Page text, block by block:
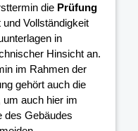
die Prüfung
und Vollständigkeit
in
Hinsicht an.
im Rahmen der
gehört auch die
auch hier im
des Gebäudes